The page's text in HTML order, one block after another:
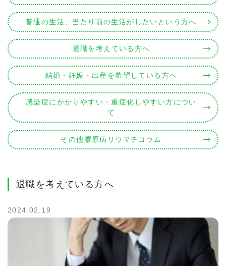
普通の生活、当たり前の生活がしたいという方へ
退職を考えている方へ
結婚・妊娠・出産を希望している方へ
感染症にかかりやすい・重症化しやすい方につい
て
その他膠原病リウマチコラム
退職を考えている方へ
2024.02.19